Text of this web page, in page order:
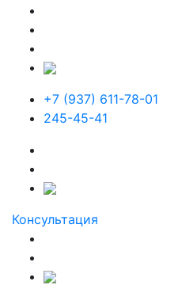
+7 (937) 611-78-01
245-45-41
Консультация